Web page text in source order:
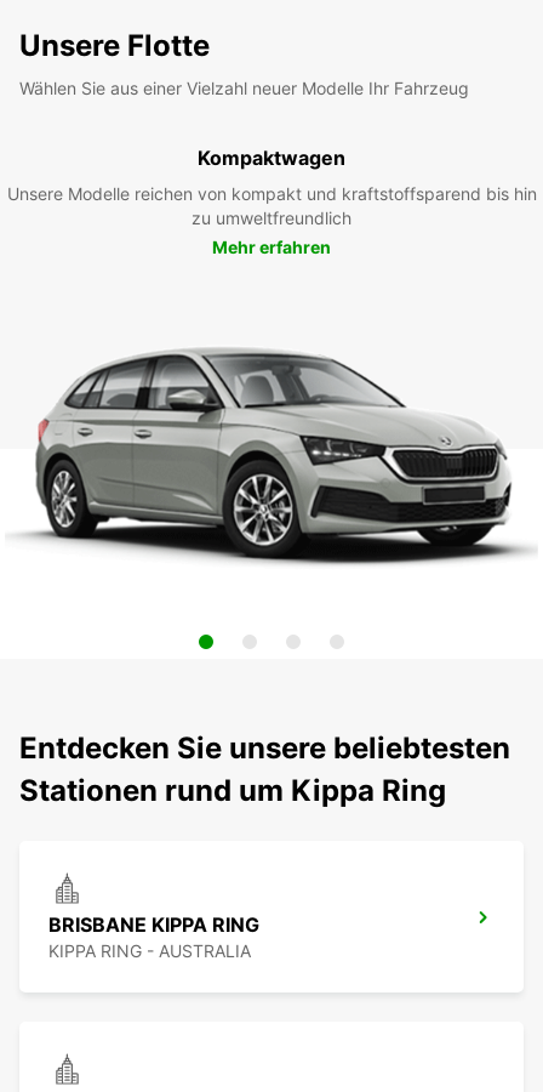
Unsere Flotte
Wählen Sie aus einer Vielzahl neuer Modelle Ihr Fahrzeug
Kompaktwagen
Unsere Modelle reichen von kompakt und kraftstoffsparend bis hin
zu umweltfreundlich
Mehr erfahren
Entdecken Sie unsere beliebtesten
Stationen rund um Kippa Ring
BRISBANE KIPPA RING
KIPPA RING - AUSTRALIA